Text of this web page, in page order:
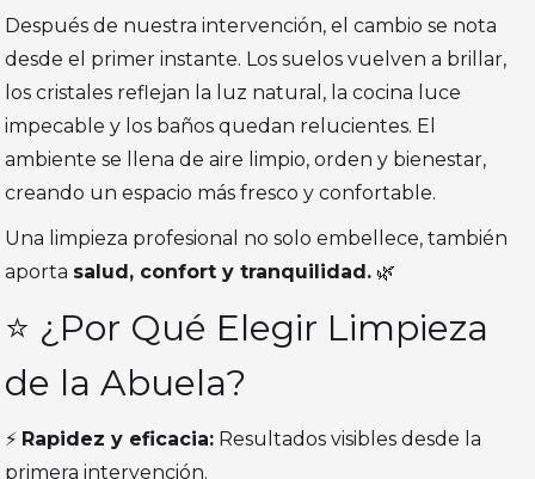
Después de nuestra intervención, el cambio se nota
desde el primer instante. Los suelos vuelven a brillar,
los cristales reflejan la luz natural, la cocina luce
impecable y los baños quedan relucientes. El
ambiente se llena de aire limpio, orden y bienestar,
creando un espacio más fresco y confortable.
Una limpieza profesional no solo embellece, también
aporta salud, confort y tranquilidad. 🌿
⭐ ¿Por Qué Elegir Limpieza
de la Abuela?
⚡ Rapidez y eficacia: Resultados visibles desde la
primera intervención.